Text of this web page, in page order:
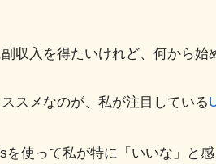
収入を得たいけれど、何から始
スメなのが、私が注目している
を使って私が特に「いいな」と感